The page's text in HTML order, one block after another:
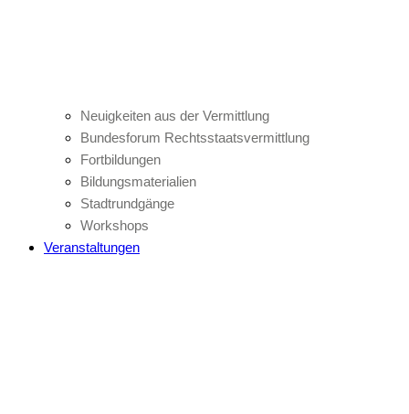
Neuigkeiten aus der Vermittlung
Bundesforum Rechtsstaatsvermittlung
Fortbildungen
Bildungsmaterialien
Stadtrundgänge
Workshops
Veranstaltungen